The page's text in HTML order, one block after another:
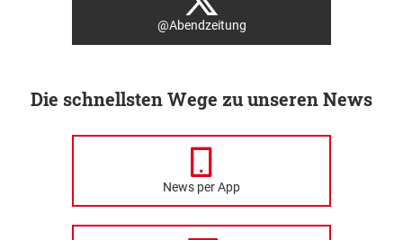
@Abendzeitung
Die schnellsten Wege zu unseren News
News per App